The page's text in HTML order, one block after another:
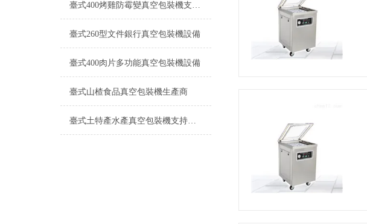
臺式400烤雞防霉變真空包裝機支持定制
臺式260型文件銀行真空包裝機設備
臺式400肉片多功能真空包裝機設備
臺式山楂食品真空包裝機生產商
臺式土特產水產真空包裝機支持定制